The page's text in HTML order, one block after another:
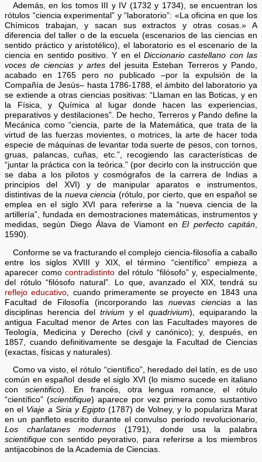
Además, en los tomos III y IV (1732 y 1734), se encuentran los
rótulos “ciencia experimental” y “laboratorio”: «La oficina en que los
Chímicos trabajan, y sacan sus extractos y otras cosas.» A
diferencia del taller o de la escuela (escenarios de las ciencias en
sentido práctico y aristotélico), el laboratorio es el escenario de la
ciencia en sentido positivo. Y en elDiccionario castellano con las
voces de ciencias y artesdel jesuita Esteban Terreros y Pando,
acabado en 1765 pero no publicado –por la expulsión de la
Compañía de Jesús– hasta 1786-1788, el ámbito del laboratorio ya
se extiende a otras ciencias positivas: “Llaman en las Boticas, y en
la Física, y Química al lugar donde hacen las experiencias,
preparativos y destilaciones”. De hecho, Terreros y Pando define la
Mecánica como “ciencia, parte de la Matemática, que trata de la
virtud de las fuerzas movientes, o motrices, la arte de hacer toda
especie de máquinas de levantar toda suerte de pesos, con tornos,
gruas, palancas, cuñas, etc.”, recogiendo las características de
“juntar la práctica con la teórica.” (por decirlo con la instrucción que
se daba a los pilotos y cosmógrafos de la carrera de Indias a
principios del XVI) y de manipular aparatos e instrumentos,
distintivas de la nueva ciencia (rótulo, por cierto, que en español se
emplea en el siglo XVI para referirse a la “nueva ciencia de la
artillería”, fundada en demostraciones matemáticas, instrumentos y
medidas, según Diego Álava de Viamont enEl perfecto capitán,
1590).
Conforme se va fracturando el complejo ciencia-filosofía a caballo
entre los siglos XVIII y XIX, el término “científico” empieza a
aparecer comocontradistinto del rótulo “filósofo” y, especialmente,
del rótulo “filósofo natural”. Lo que, avanzado el XIX, tendrá su
reflejo educativo , cuando primeramente se proyecte en 1843 una
Facultad de Filosofía (incorporando lasnuevas cienciasa las
disciplinas herencia del trivium y elquadrivium), equiparando la
antigua Facultad menor de Artes con las Facultades mayores de
Teología, Medicina y Derecho (civil y canónico); y, después, en
1857, cuando definitivamente se desgaje la Facultad de Ciencias
(exactas, físicas y naturales).
Como va visto, el rótulo “científico”, heredado del latín, es de uso
común en español desde el siglo XVI (lo mismo sucede en italiano
con scientifico). En francés, otra lengua romance, el rótulo
“científico” (scientifique) aparece por vez primera como sustantivo
en el Viaje a Siria y Egipto(1787) de Volney, y lo populariza Marat
en un panfleto escrito durante el convulso periodo revolucionario,
Los charlatanes modernos (1791), donde usa la palabra
scientifique con sentido peyorativo, para referirse a los miembros
antijacobinos de la Academia de Ciencias.